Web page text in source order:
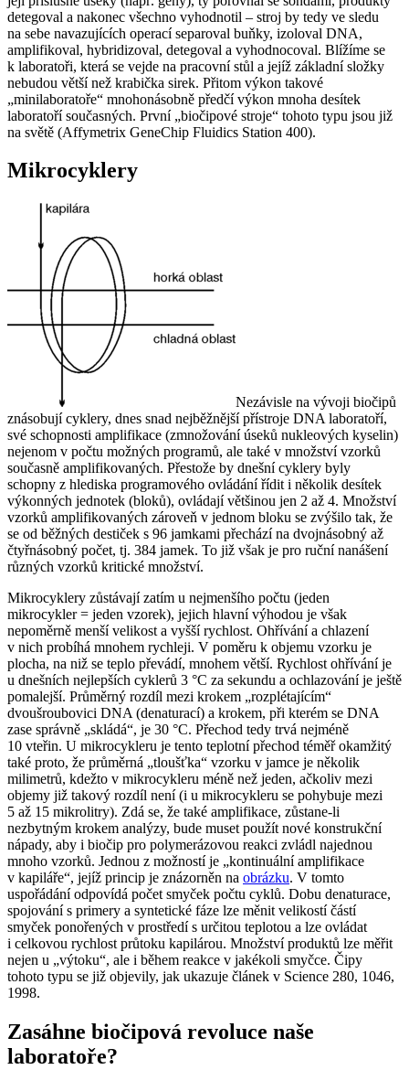
detegoval a nakonec všechno vyhodnotil – stroj by tedy ve sledu
na sebe navazujících operací separoval buňky, izoloval DNA,
amplifikoval, hybridizoval, detegoval a vyhodnocoval. Blížíme se
k laboratoři, která se vejde na pracovní stůl a jejíž základní složky
nebudou větší než krabička sirek. Přitom výkon takové
„minilaboratoře“ mnohonásobně předčí výkon mnoha desítek
laboratoří současných. První „biočipové stroje“ tohoto typu jsou již
na světě (Affymetrix GeneChip Fluidics Station 400).
Mikrocyklery
Nezávisle na vývoji biočipů
znásobují cyklery, dnes snad nejběžnější přístroje DNA laboratoří,
své schopnosti amplifikace (zmnožování úseků nukleových kyselin)
nejenom v počtu možných programů, ale také v množství vzorků
současně amplifikovaných. Přestože by dnešní cyklery byly
schopny z hlediska programového ovládání řídit i několik desítek
výkonných jednotek (bloků), ovládají většinou jen 2 až 4. Množství
vzorků amplifikovaných zároveň v jednom bloku se zvýšilo tak, že
se od běžných destiček s 96 jamkami přechází na dvojnásobný až
čtyřnásobný počet, tj. 384 jamek. To již však je pro ruční nanášení
různých vzorků kritické množství.
Mikrocyklery zůstávají zatím u nejmenšího počtu (jeden
mikrocykler = jeden vzorek), jejich hlavní výhodou je však
nepoměrně menší velikost a vyšší rychlost. Ohřívání a chlazení
v nich probíhá mnohem rychleji. V poměru k objemu vzorku je
plocha, na niž se teplo převádí, mnohem větší. Rychlost ohřívání je
u dnešních nejlepších cyklerů 3 °C za sekundu a ochlazování je ještě
pomalejší. Průměrný rozdíl mezi krokem „rozplétajícím“
dvoušroubovici DNA (denaturací) a krokem, při kterém se DNA
zase správně „skládá“, je 30 °C. Přechod tedy trvá nejméně
10 vteřin. U mikrocykleru je tento teplotní přechod téměř okamžitý
také proto, že průměrná „tloušťka“ vzorku v jamce je několik
milimetrů, kdežto v mikrocykleru méně než jeden, ačkoliv mezi
objemy již takový rozdíl není (i u mikrocykleru se pohybuje mezi
5 až 15 mikrolitry). Zdá se, že také amplifikace, zůstane-li
nezbytným krokem analýzy, bude muset použít nové konstrukční
nápady, aby i biočip pro polymerázovou reakci zvládl najednou
mnoho vzorků. Jednou z možností je „kontinuální amplifikace
v kapiláře“, jejíž princip je znázorněn na obrázku. V tomto
uspořádání odpovídá počet smyček počtu cyklů. Dobu denaturace,
spojování s primery a syntetické fáze lze měnit velikostí částí
smyček ponořených v prostředí s určitou teplotou a lze ovládat
i celkovou rychlost průtoku kapilárou. Množství produktů lze měřit
nejen u „výtoku“, ale i během reakce v jakékoli smyčce. Čipy
tohoto typu se již objevily, jak ukazuje článek v Science 280, 1046,
1998.
Zasáhne biočipová revoluce naše
laboratoře?